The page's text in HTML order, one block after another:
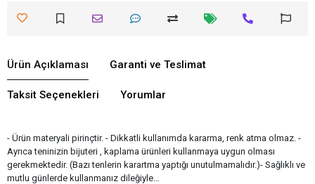
Ürün Açıklaması Garanti ve Teslimat
Taksit Seçenekleri Yorumlar
- Ürün materyali pirinçtir. - Dikkatli kullanımda kararma, renk atma olmaz. -
Ayrıca teninizin bijuteri , kaplama ürünleri kullanmaya uygun olması
gerekmektedir. (Bazı tenlerin karartma yaptığı unutulmamalıdır.)- Sağlıklı ve
mutlu günlerde kullanmanız dileğiyle…